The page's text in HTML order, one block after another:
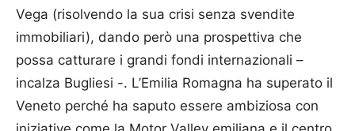
Vega (risolvendo la sua crisi senza svendite
immobiliari), dando però una prospettiva che
possa catturare i grandi fondi internazionali –
incalza Bugliesi -. L’Emilia Romagna ha superato il
Veneto perché ha saputo essere ambiziosa con